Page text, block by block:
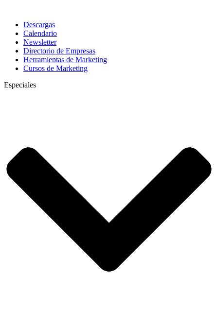
Descargas
Calendario
Newsletter
Directorio de Empresas
Herramientas de Marketing
Cursos de Marketing
Especiales